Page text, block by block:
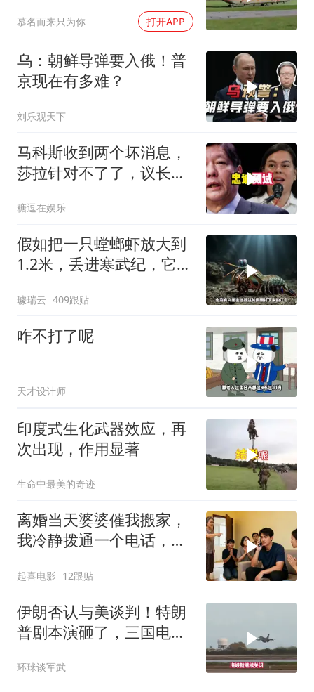
慕名而来只为你 打开APP
乌：朝鲜导弹要入俄！普
京现在有多难？
刘乐观天下
马科斯收到两个坏消息，
莎拉针对不了了，议长反
糖逗在娱乐
假如把一只螳螂虾放大到
1.2米，丢进寒武纪，它能
璩瑞云 409跟贴
咋不打了呢
天才设计师
印度式生化武器效应，再
次出现，作用显著
生命中最美的奇迹
离婚当天婆婆催我搬家，
我冷静拨通一个电话，全
起喜电影 12跟贴
伊朗否认与美谈判！特朗
普剧本演砸了，三国电话
环球谈军武